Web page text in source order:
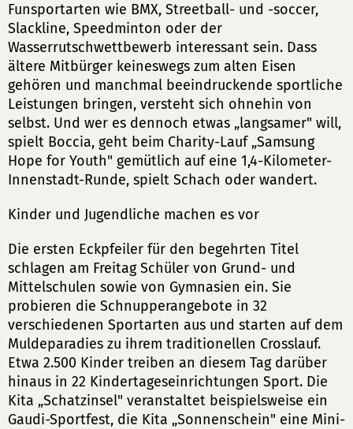
Funsportarten wie BMX, Streetball- und -soccer,
Slackline, Speedminton oder der
Wasserrutschwettbewerb interessant sein. Dass
ältere Mitbürger keineswegs zum alten Eisen
gehören und manchmal beeindruckende sportliche
Leistungen bringen, versteht sich ohnehin von
selbst. Und wer es dennoch etwas „langsamer" will,
spielt Boccia, geht beim Charity-Lauf „Samsung
Hope for Youth" gemütlich auf eine 1,4-Kilometer-
Innenstadt-Runde, spielt Schach oder wandert.
Kinder und Jugendliche machen es vor
Die ersten Eckpfeiler für den begehrten Titel
schlagen am Freitag Schüler von Grund- und
Mittelschulen sowie von Gymnasien ein. Sie
probieren die Schnupperangebote in 32
verschiedenen Sportarten aus und starten auf dem
Muldeparadies zu ihrem traditionellen Crosslauf.
Etwa 2.500 Kinder treiben an diesem Tag darüber
hinaus in 22 Kindertageseinrichtungen Sport. Die
Kita „Schatzinsel" veranstaltet beispielsweise ein
Gaudi-Sportfest, die Kita „Sonnenschein" eine Mini-